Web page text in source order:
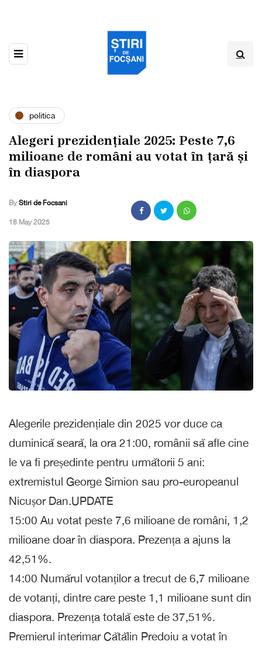
politica
Alegeri prezidențiale 2025: Peste 7,6
milioane de români au votat în țară și
în diaspora
By Stiri de Focsani
,18 May 2025
Alegerile prezidențiale din 2025 vor duce ca
duminică seară, la ora 21:00, românii să afle cine
le va fi președinte pentru următorii 5 ani:
extremistul George Simion sau pro-europeanul
Nicușor Dan.UPDATE
15:00 Au votat peste 7,6 milioane de români, 1,2
milioane doar în diaspora. Prezența a ajuns la
42,51%.
14:00 Numărul votanților a trecut de 6,7 milioane
de votanți, dintre care peste 1,1 milioane sunt din
diaspora. Prezența totală este de 37,51%.
Premierul interimar Cătălin Predoiu a votat în